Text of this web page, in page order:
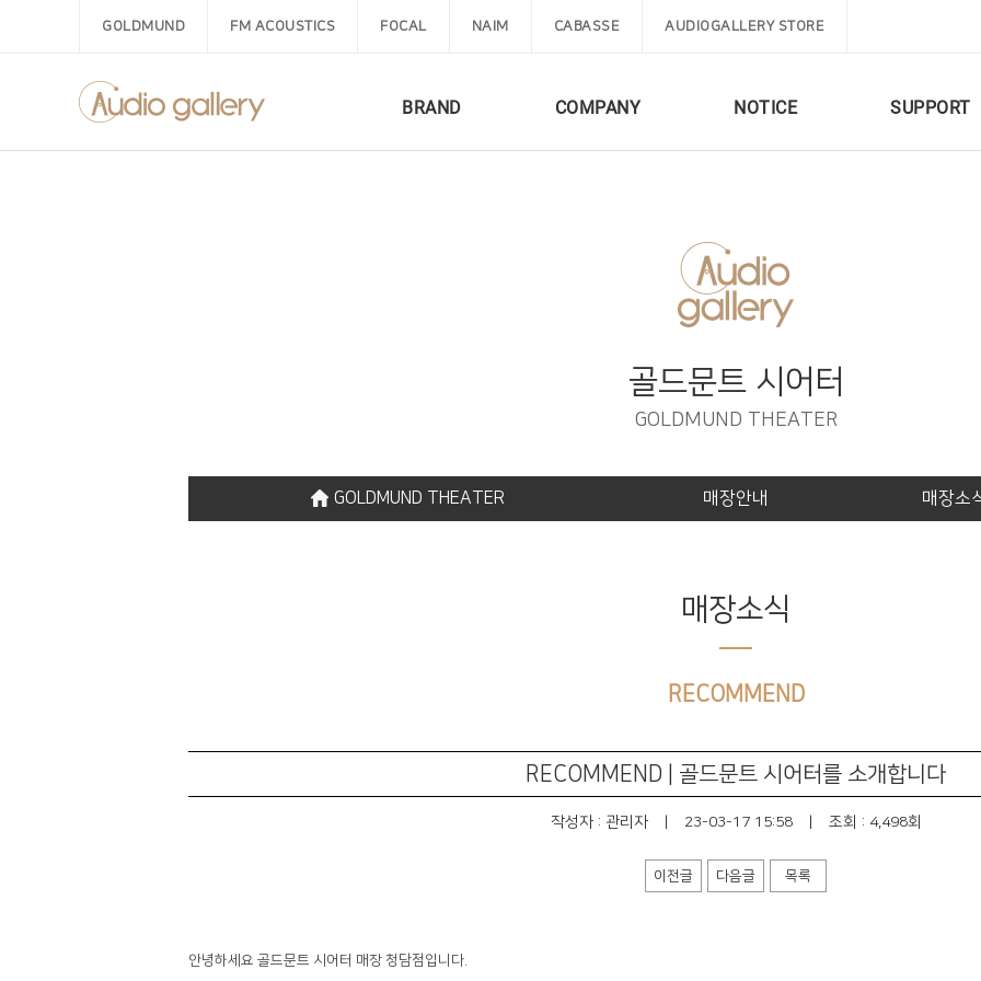
GOLDMUND FM ACOUSTICS FOCAL NAIM CABASSE AUDIOGALLERY STORE
BRAND COMPANY NOTICE SUPPORT
골드문트 시어터
GOLDMUND THEATER
GOLDMUND THEATER 매장안내 매장소
매장소식
RECOMMEND
RECOMMEND | 골드문트 시어터를 소개합니다
작성자 : 관리자 23-03-17 15:58 조회 : 4,498회
이전글 다음글 목록
안녕하세요 골드문트 시어터 매장 청담점입니다.